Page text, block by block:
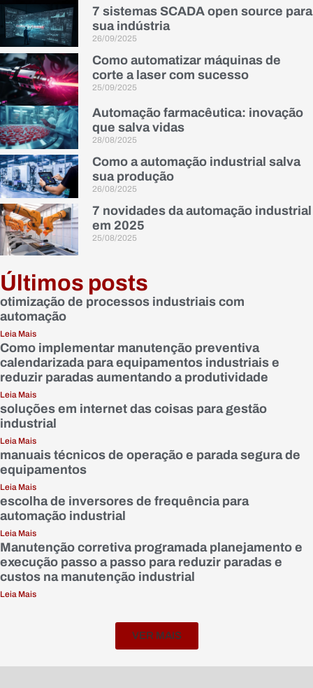
7 sistemas SCADA open source para
sua indústria
26/09/2025
Como automatizar máquinas de
corte a laser com sucesso
25/09/2025
Automação farmacêutica: inovação
que salva vidas
28/08/2025
Como a automação industrial salva
sua produção
26/08/2025
7 novidades da automação industrial
em 2025
25/08/2025
Últimos posts
otimização de processos industriais com
automação
Leia Mais
Como implementar manutenção preventiva
calendarizada para equipamentos industriais e
reduzir paradas aumentando a produtividade
Leia Mais
soluções em internet das coisas para gestão
industrial
Leia Mais
manuais técnicos de operação e parada segura de
equipamentos
Leia Mais
escolha de inversores de frequência para
automação industrial
Leia Mais
Manutenção corretiva programada planejamento e
execução passo a passo para reduzir paradas e
custos na manutenção industrial
Leia Mais
VER MAIS